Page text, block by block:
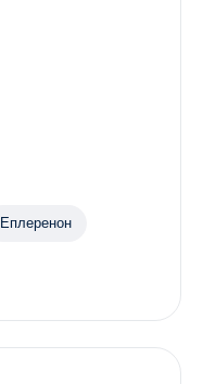
Еплеренон